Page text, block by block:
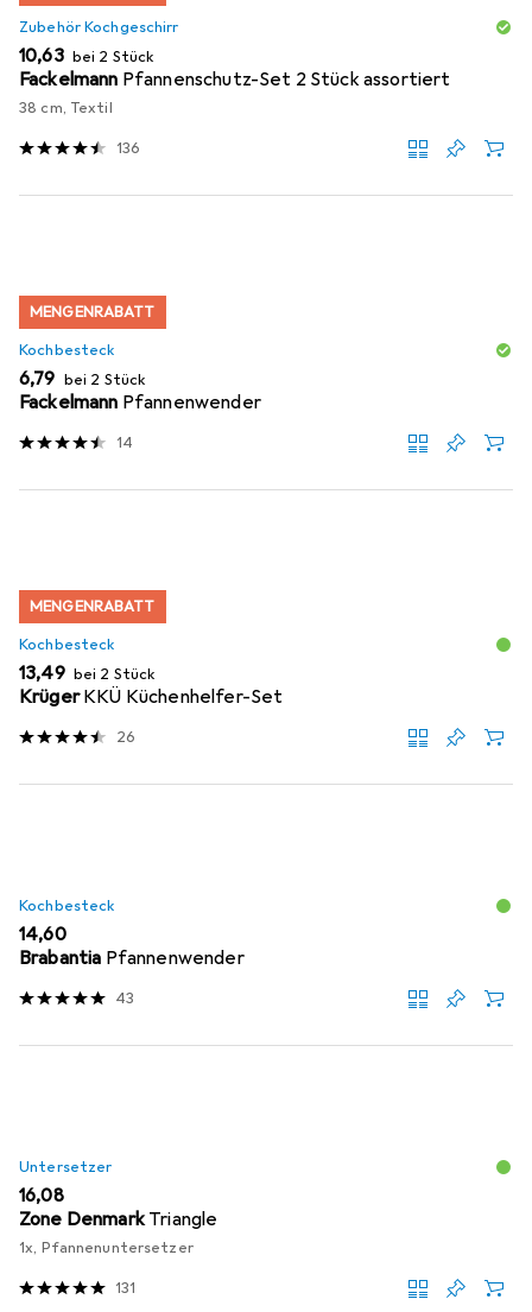
Zubehör Kochgeschirr
EUR
10,63 bei 2 Stück
Fackelmann Pfannenschutz-Set 2 Stück assortiert
38 cm, Textil
136
MENGENRABATT
Kochbesteck
EUR
6,79 bei 2 Stück
Fackelmann Pfannenwender
14
MENGENRABATT
Kochbesteck
EUR
13,49 bei 2 Stück
Krüger KKÜ Küchenhelfer-Set
26
Kochbesteck
EUR
14,60
Brabantia Pfannenwender
43
Untersetzer
EUR
16,08
Zone Denmark Triangle
1x, Pfannenuntersetzer
131